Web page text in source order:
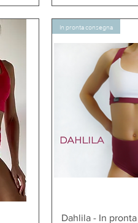
Vista rapida
In pronta consegna
Dahlila - In pronta